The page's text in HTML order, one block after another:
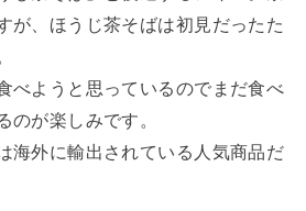
が、ほうじ茶そばは初見だったた
べようと思っているのでまだ食べ
のが楽しみです。
海外に輸出されている人気商品だ